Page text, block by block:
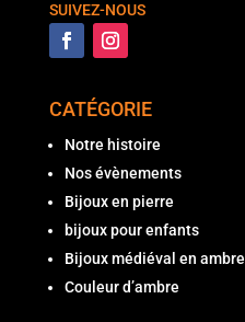
SUIVEZ-NOUS
CATÉGORIE
Notre histoire
Nos évènements
Bijoux en pierre
bijoux pour enfants
Bijoux médiéval en ambre
Couleur d’ambre